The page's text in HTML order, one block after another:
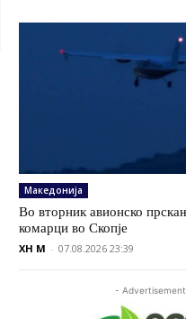
Македонија
Во вторник авионско
комарци во Скопје
XH M - 07.08.2026 23:39
-